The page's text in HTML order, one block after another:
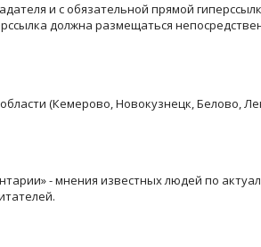
и с обязательной прямой
должна размещаться
(Кемерово, Новокузнецк, Белово,
- мнения известных людей по